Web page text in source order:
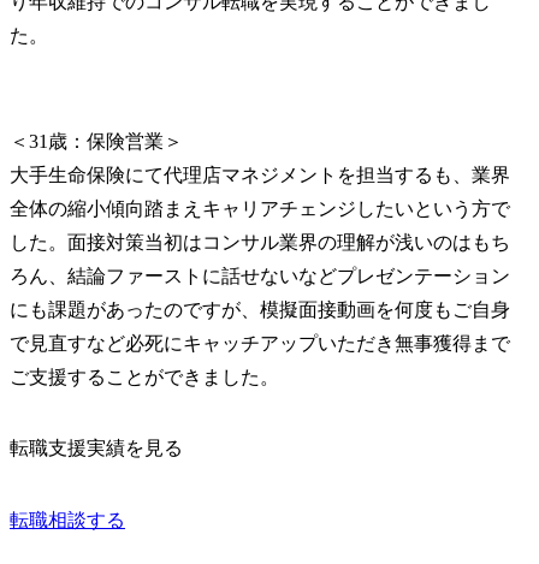
た。
＜31歳：保険営業＞
大手生命保険にて代理店マネジメントを担当するも、業界
全体の縮小傾向踏まえキャリアチェンジしたいという方で
した。面接対策当初はコンサル業界の理解が浅いのはもち
ろん、結論ファーストに話せないなどプレゼンテーション
にも課題があったのですが、模擬面接動画を何度もご自身
で見直すなど必死にキャッチアップいただき無事獲得まで
ご支援することができました。
転職支援実績を見る
転職相談する